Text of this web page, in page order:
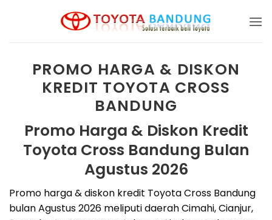
PROMO HARGA & DISKON
KREDIT TOYOTA CROSS
BANDUNG
Promo Harga & Diskon Kredit
Toyota Cross Bandung Bulan
Agustus 2026
Promo harga & diskon kredit Toyota Cross Bandung
bulan Agustus 2026 meliputi daerah Cimahi, Cianjur,